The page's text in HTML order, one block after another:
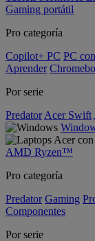
Gaming portátil
Pro categoría
Copilot+ PC PC
Aprender
Por serie
Predator Acer Swift
AMD Ryzen™
Pro categoría
Predator Gaming
Componentes
Por serie